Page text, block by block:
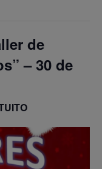
de
– 30 de